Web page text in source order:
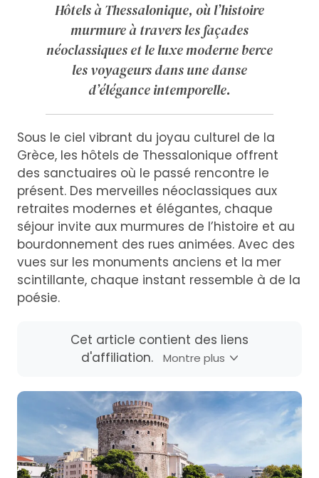
Hôtels à Thessalonique, où l’histoire
murmure à travers les façades
néoclassiques et le luxe moderne berce
les voyageurs dans une danse
d’élégance intemporelle.
Sous le ciel vibrant du joyau culturel de la
Grèce, les hôtels de Thessalonique offrent
des sanctuaires où le passé rencontre le
présent. Des merveilles néoclassiques aux
retraites modernes et élégantes, chaque
séjour invite aux murmures de l’histoire et au
bourdonnement des rues animées. Avec des
vues sur les monuments anciens et la mer
scintillante, chaque instant ressemble à de la
poésie.
Cet article contient des liens
d'affiliation.
Montre plus